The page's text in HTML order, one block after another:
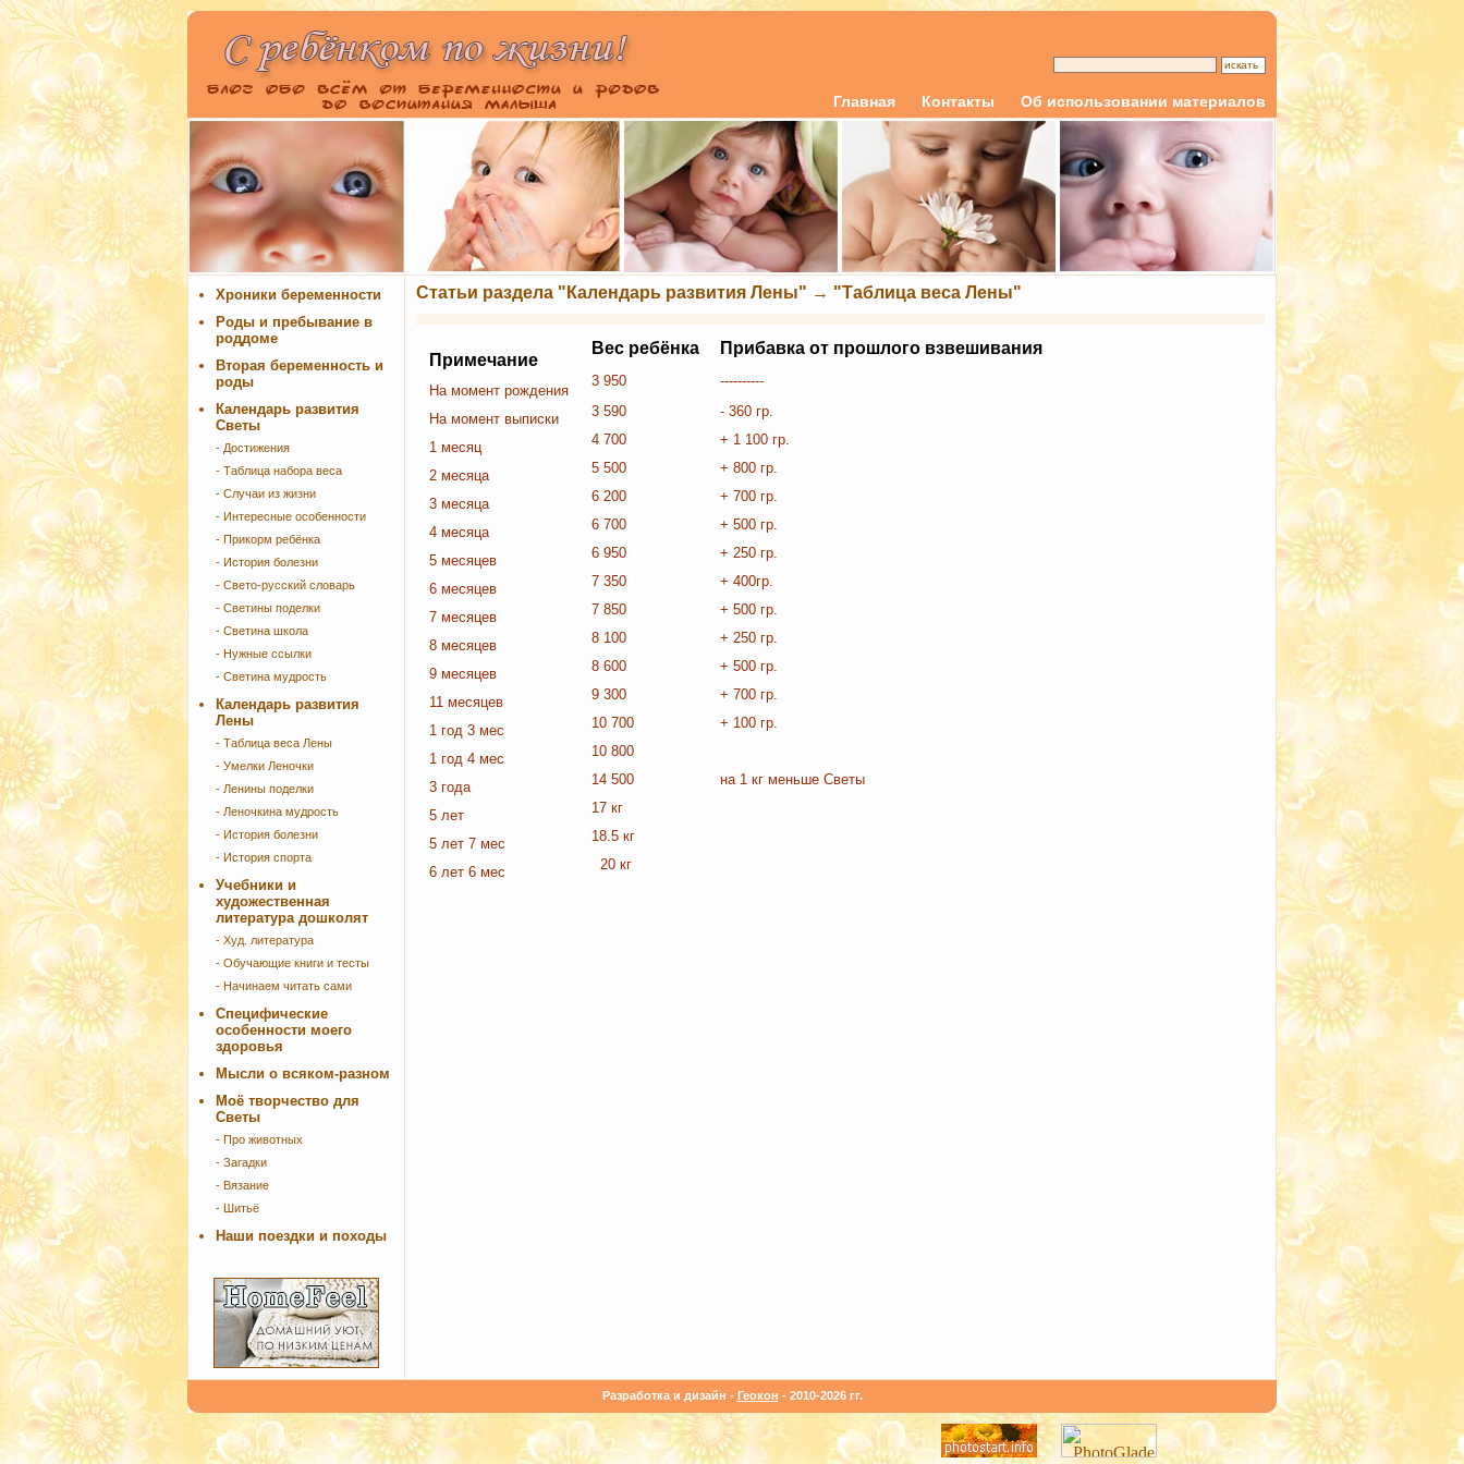
Главная Контакты Об использовании материалов
Хроники беременности
Роды и пребывание в
роддоме
Вторая беременность и
роды
Календарь развития
Светы
- Достижения
- Таблица набора веса
- Случаи из жизни
- Интересные особенности
- Прикорм ребёнка
- История болезни
- Свето-русский словарь
- Светины поделки
- Светина школа
- Нужные ссылки
- Светина мудрость
Календарь развития
Лены
- Таблица веса Лены
- Умелки Леночки
- Ленины поделки
- Леночкина мудрость
- История болезни
- История спорта
Учебники и
художественная
литература дошколят
- Худ. литература
- Обучающие книги и тесты
- Начинаем читать сами
Специфические
особенности моего
здоровья
Мысли о всяком-разном
Моё творчество для
Светы
- Про животных
- Загадки
- Вязание
- Шитьё
Наши поездки и походы
Статьи раздела "Календарь развития Лены" → "Таблица веса Лены"
Примечание
На момент рождения
На момент выписки
1 месяц
2 месяца
3 месяца
4 месяца
5 месяцев
6 месяцев
7 месяцев
8 месяцев
9 месяцев
11 месяцев
1 год 3 мес
1 год 4 мес
3 года
5 лет
5 лет 7 мес
6 лет 6 мес
Вес ребёнка
3 950
3 590
4 700
5 500
6 200
6 700
6 950
7 350
7 850
8 100
8 600
9 300
10 700
10 800
14 500
17 кг
18.5 кг
20 кг
Прибавка от прошлого взвешивания
----------
- 360 гр.
+ 1 100 гр.
+ 800 гр.
+ 700 гр.
+ 500 гр.
+ 250 гр.
+ 400гр.
+ 500 гр.
+ 250 гр.
+ 500 гр.
+ 700 гр.
+ 100 гр.
на 1 кг меньше Светы
Разработка и дизайн - Геокон - 2010-2026 гг.